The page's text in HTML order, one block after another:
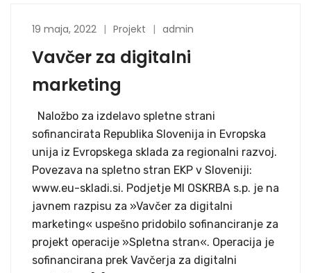
19 maja, 2022 Projekt admin
Vavčer za digitalni
marketing
Naložbo za izdelavo spletne strani
sofinancirata Republika Slovenija in Evropska
unija iz Evropskega sklada za regionalni razvoj.
Povezava na spletno stran EKP v Sloveniji:
www.eu-skladi.si. Podjetje MI OSKRBA s.p. je na
javnem razpisu za »Vavčer za digitalni
marketing« uspešno pridobilo sofinanciranje za
projekt operacije »Spletna stran«. Operacija je
sofinancirana prek Vavčerja za digitalni